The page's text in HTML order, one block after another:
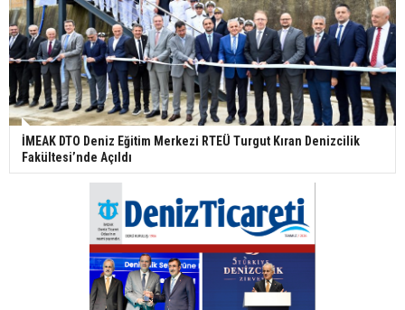
İMEAK DTO Deniz Eğitim Merkezi RTEÜ Turgut Kıran Denizcilik
Fakültesi’nde Açıldı